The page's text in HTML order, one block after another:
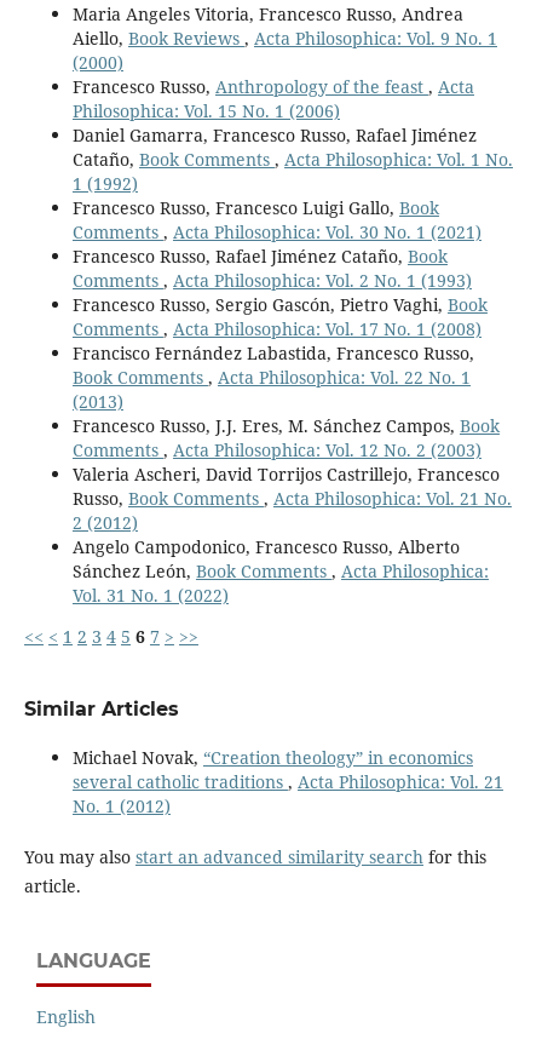
Maria Angeles Vitoria, Francesco Russo, Andrea
Aiello, Book Reviews , Acta Philosophica: Vol. 9 No. 1
(2000)
Francesco Russo, Anthropology of the feast , Acta
Philosophica: Vol. 15 No. 1 (2006)
Daniel Gamarra, Francesco Russo, Rafael Jiménez
Cataño, Book Comments , Acta Philosophica: Vol. 1 No.
1 (1992)
Francesco Russo, Francesco Luigi Gallo, Book
Comments , Acta Philosophica: Vol. 30 No. 1 (2021)
Francesco Russo, Rafael Jiménez Cataño, Book
Comments , Acta Philosophica: Vol. 2 No. 1 (1993)
Francesco Russo, Sergio Gascón, Pietro Vaghi, Book
Comments , Acta Philosophica: Vol. 17 No. 1 (2008)
Francisco Fernández Labastida, Francesco Russo,
Book Comments , Acta Philosophica: Vol. 22 No. 1
(2013)
Francesco Russo, J.J. Eres, M. Sánchez Campos, Book
Comments , Acta Philosophica: Vol. 12 No. 2 (2003)
Valeria Ascheri, David Torrijos Castrillejo, Francesco
Russo, Book Comments , Acta Philosophica: Vol. 21 No.
2 (2012)
Angelo Campodonico, Francesco Russo, Alberto
Sánchez León, Book Comments , Acta Philosophica:
Vol. 31 No. 1 (2022)
<< < 1 2 3 4 5 6 7 > >>
Similar Articles
Michael Novak, “Creation theology” in economics
several catholic traditions , Acta Philosophica: Vol. 21
No. 1 (2012)
You may also start an advanced similarity searchfor this
article.
LANGUAGE
English